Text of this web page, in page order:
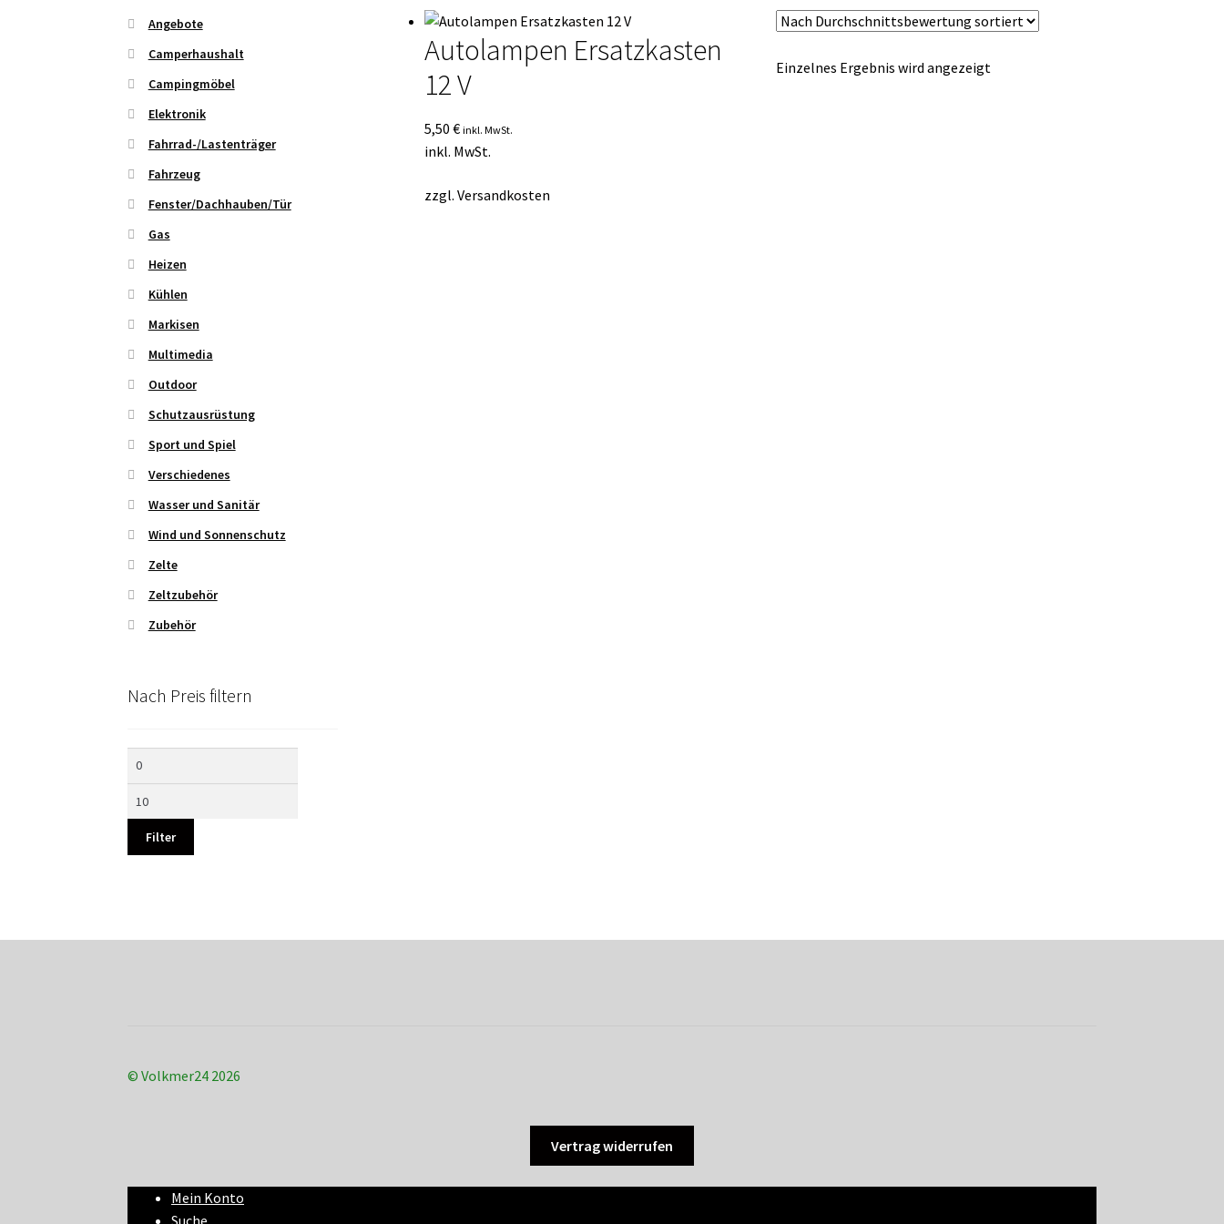
Autolampen Ersatzkasten
12 V
5,50 € inkl. MwSt.
inkl. MwSt.
zzgl. Versandkosten
Einzelnes Ergebnis wird angezeigt
Angebote
Camperhaushalt
Campingmöbel
Elektronik
Fahrrad-/Lastenträger
Fahrzeug
Fenster/Dachhauben/Tür
Gas
Heizen
Kühlen
Markisen
Multimedia
Outdoor
Schutzausrüstung
Sport und Spiel
Verschiedenes
Wasser und Sanitär
Wind und Sonnenschutz
Zelte
Zeltzubehör
Zubehör
Nach Preis filtern
Filter
© Volkmer24 2026
Vertrag widerrufen
Mein Konto